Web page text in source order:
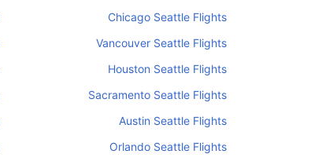
Chicago Seattle Flights
Vancouver Seattle Flights
Houston Seattle Flights
Sacramento Seattle Flights
Austin Seattle Flights
Orlando Seattle Flights